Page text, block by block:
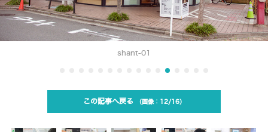
shant-01
この記事へ戻る 12/16